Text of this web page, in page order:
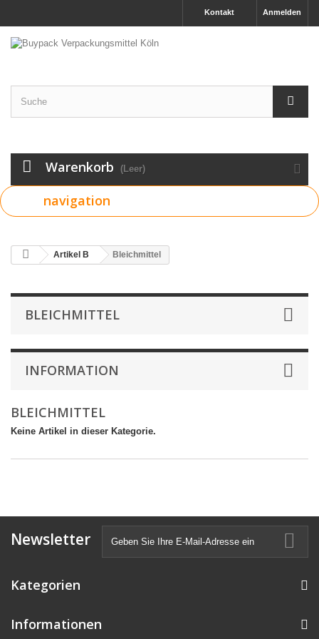
Anmelden
Kontakt
Warenkorb (Leer)
navigation
Artikel B Bleichmittel
BLEICHMITTEL
INFORMATION
BLEICHMITTEL
Keine Artikel in dieser Kategorie.
Newsletter
Kategorien
Informationen